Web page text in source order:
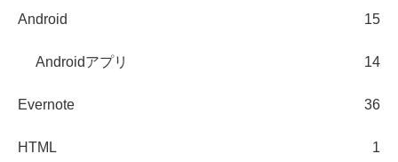
Android 15
Androidアプリ 14
Evernote 36
HTML 1